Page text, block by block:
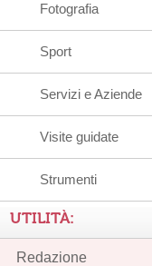
Fotografia
Sport
Servizi e Aziende
Visite guidate
Strumenti
UTILITÀ:
Redazione